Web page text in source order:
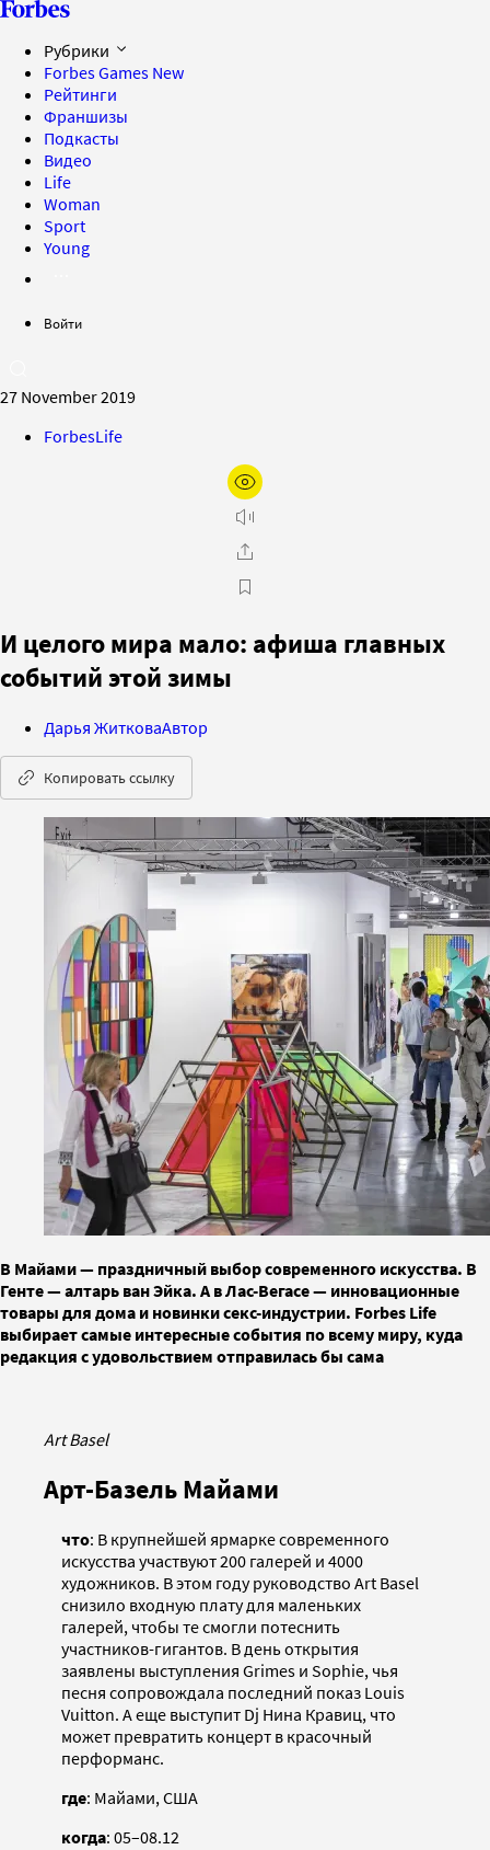
Рубрики
Forbes Games New
Рейтинги
Франшизы
Подкасты
Видео
Life
Woman
Sport
Young
Войти
27 November 2019
ForbesLife
И целого мира мало: афиша главных
событий этой зимы
Дарья ЖитковаАвтор
Копировать ссылку
В Майами — праздничный выбор современного искусства. В
Генте — алтарь ван Эйка. А в Лас-Вегасе — инновационные
товары для дома и новинки секс-индустрии. Forbes Life
выбирает самые интересные события по всему миру, куда
редакция с удовольствием отправилась бы сама
Art Basel
Арт-Базель Майами
что: В крупнейшей ярмарке современного
искусства участвуют 200 галерей и 4000
художников. В этом году руководство Art Basel
снизило входную плату для маленьких
галерей, чтобы те смогли потеснить
участников-гигантов. В день открытия
заявлены выступления Grimes и Sophie, чья
песня сопровождала последний показ Louis
Vuitton. А еще выступит Dj Нина Кравиц, что
может превратить концерт в красочный
перформанс.
где: Майами, США
когда: 05–08.12